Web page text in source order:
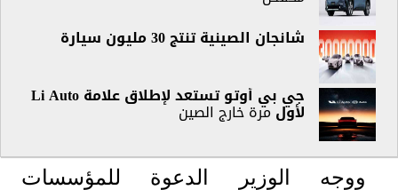
شانجان الصينية تنتج 30 مليون سيارة
جي بي أوتو تستعد لإطلاق علامة Li Auto
لأولمرة خارج الصين
ووجه الوزير الدعوة للمؤسسات